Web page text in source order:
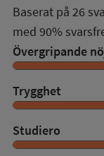
Baserat på 26
med 90%
Övergripande
Trygghet
Studiero